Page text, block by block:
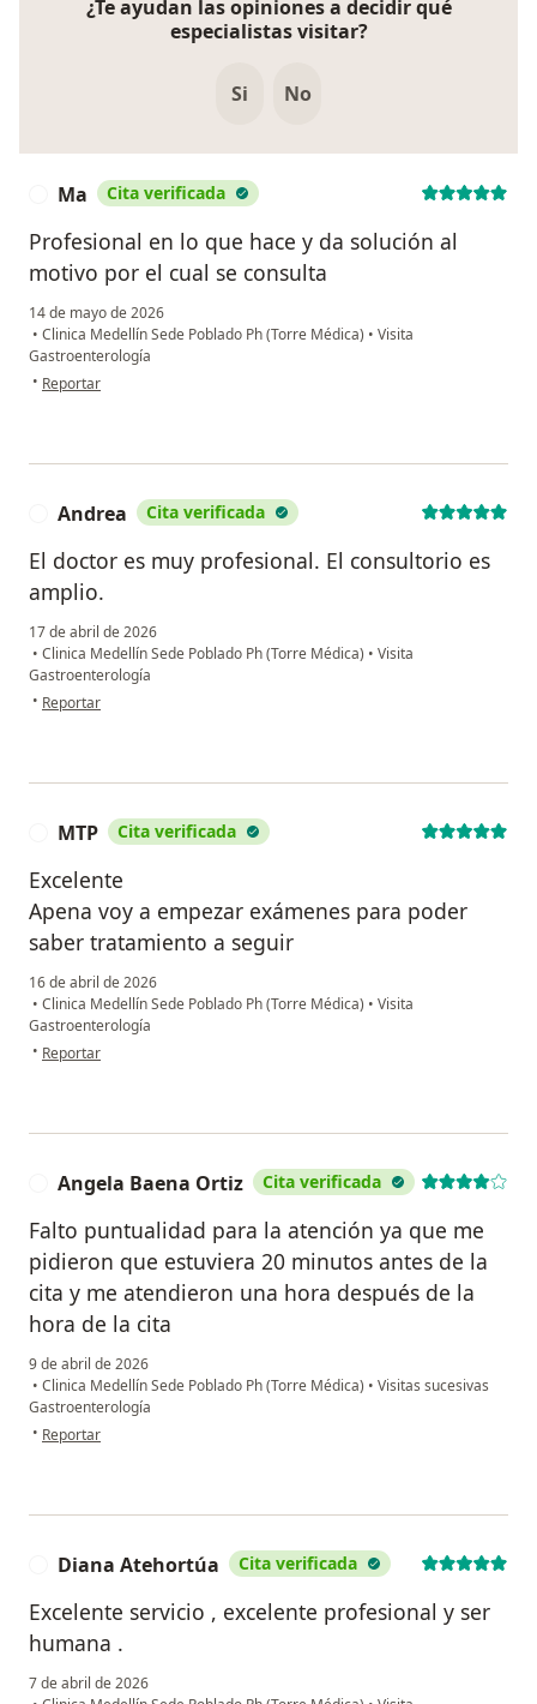
¿Te ayudan las opiniones a decidir qué
especialistas visitar?
Si No
Ma Cita verificada
Profesional en lo que hace y da solución al
motivo por el cual se consulta
14 de mayo de 2026
• Clinica Medellín Sede Poblado Ph (Torre Médica) • Visita
Gastroenterología
• en opinión del usuario Ma
Reportar
Andrea Cita verificada
El doctor es muy profesional. El consultorio es
amplio.
17 de abril de 2026
• Clinica Medellín Sede Poblado Ph (Torre Médica) • Visita
Gastroenterología
• en opinión del usuario Andrea
Reportar
MTP Cita verificada
Excelente
Apena voy a empezar exámenes para poder
saber tratamiento a seguir
16 de abril de 2026
• Clinica Medellín Sede Poblado Ph (Torre Médica) • Visita
Gastroenterología
• en opinión del usuario MTP
Reportar
Angela Baena Ortiz Cita verificada
Falto puntualidad para la atención ya que me
pidieron que estuviera 20 minutos antes de la
cita y me atendieron una hora después de la
hora de la cita
9 de abril de 2026
• Clinica Medellín Sede Poblado Ph (Torre Médica) • Visitas sucesivas
Gastroenterología
• en opinión del usuario Angela Baena Ortiz
Reportar
Diana Atehortúa Cita verificada
Excelente servicio , excelente profesional y ser
humana .
7 de abril de 2026